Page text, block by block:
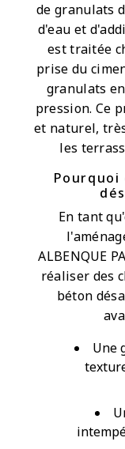
de granulats
d'eau et
est traitée
prise du
granulats
pression. Ce
et naturel,
les
Pourquoi
En tant
ALBENQUE
réaliser des
béton
Une